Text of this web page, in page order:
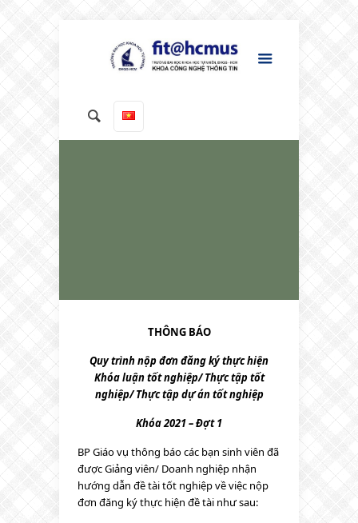
THÔNG BÁO
Quy trình nộp đơn đăng ký thực hiện
Khóa luận tốt nghiệp/ Thực tập tốt
nghiệp/ Thực tập dự án tốt nghiệp
Khóa 2021 – Đợt 1
BP Giáo vụ thông báo các bạn sinh viên đã
được Giảng viên/ Doanh nghiệp nhận
hướng dẫn đề tài tốt nghiệp về việc nộp
đơn đăng ký thực hiện đề tài như sau: